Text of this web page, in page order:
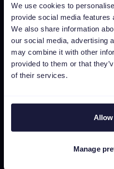
We use cookies to
provide social media features
We also share information
our social media, advertising
may combine it with other
provided to them or that
of their services.
Manage
Warum
Für